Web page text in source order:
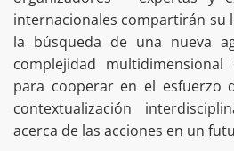
internacionales compartirán su
la búsqueda de una nueva
complejidad
para cooperar en el esfuerzo
contextualización
acerca de las acciones en un